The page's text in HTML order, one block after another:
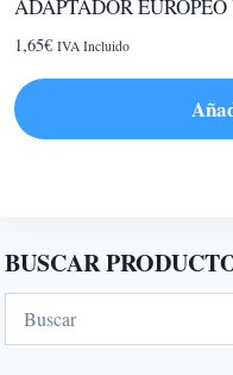
ADAPTADOR
1,65€ IVA Incluido
BUSCAR